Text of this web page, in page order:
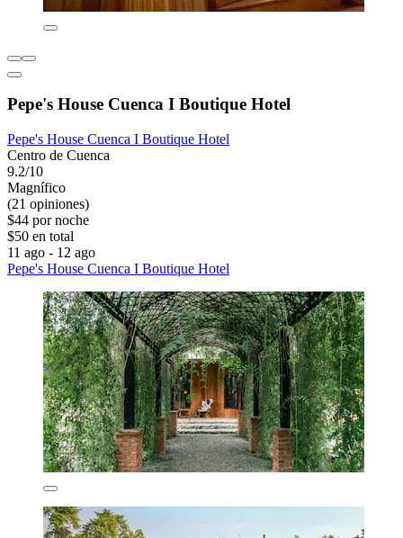
Pepe's House Cuenca I Boutique Hotel
Pepe's House Cuenca I Boutique Hotel
Centro de Cuenca
9.2/10
Magnífico
(21 opiniones)
$44 por noche
$50 en total
11 ago - 12 ago
Pepe's House Cuenca I Boutique Hotel